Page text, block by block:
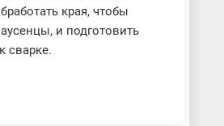
края, чтобы
и подготовить
сварке.